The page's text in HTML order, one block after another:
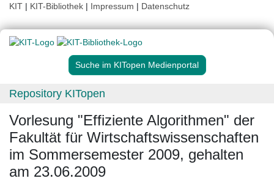
KIT | KIT-Bibliothek | Impressum | Datenschutz
Suche im KITopen Medienportal
Repository KITopen
Vorlesung "Effiziente Algorithmen" der
Fakultät für Wirtschaftswissenschaften
im Sommersemester 2009, gehalten
am 23.06.2009